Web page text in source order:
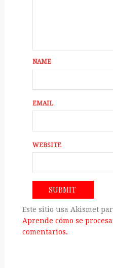
NAME
EMAIL
WEBSITE
Este sitio usa Akismet
Aprende cómo se
comentarios.